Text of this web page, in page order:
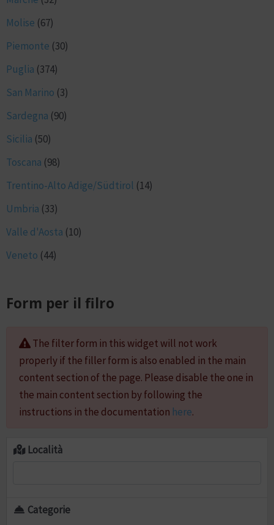
Molise (67)
Piemonte (30)
Puglia (374)
San Marino (3)
Sardegna (90)
Sicilia (50)
Toscana (98)
Trentino-Alto Adige/Südtirol (14)
Umbria (33)
Valle d'Aosta (10)
Veneto (44)
Form per il filro
The filter form in this widget will not work
properly if the filler form is also enabled in the main
content section of the page. Please disable the one in
the main content section by following the
instructions in the documentation here.
Località
Categorie